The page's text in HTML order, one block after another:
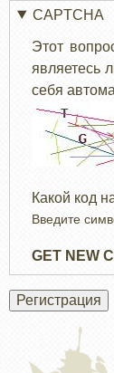
CAPTCHA
Этот
являетесь
себя
Какой код
Введите
GET NEW